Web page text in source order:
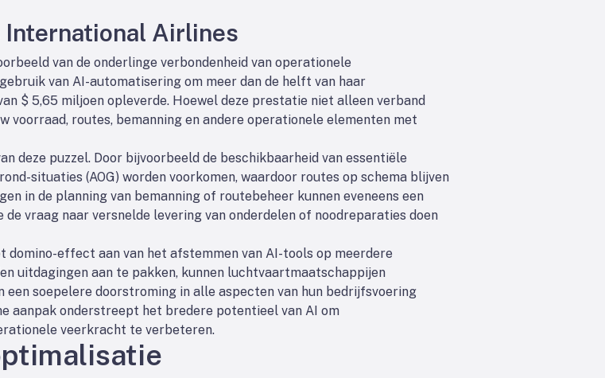
Airlines
van de onderlinge verbondenheid van operationele
van AI-automatisering om meer dan de helft van haar
$ 5,65 miljoen opleverde. Hoewel deze prestatie niet alleen verband
voorraad, routes, bemanning en andere operationele elementen met
deze puzzel. Door bijvoorbeeld de beschikbaarheid van essentiële
situaties (AOG) worden voorkomen, waardoor routes op schema blijven
in de planning van bemanning of routebeheer kunnen eveneens een
vraag naar versnelde levering van onderdelen of noodreparaties doen
effect aan van het afstemmen van AI-tools op meerdere
uitdagingen aan te pakken, kunnen luchtvaartmaatschappijen
soepelere doorstroming in alle aspecten van hun bedrijfsvoering
aanpak onderstreept het bredere potentieel van AI om
veerkracht te verbeteren.